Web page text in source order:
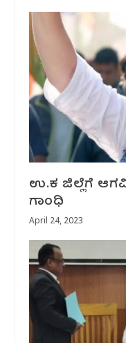
ಉ.ಕ ಜಿಲ್ಲೆಗೆ
ಗಾಂಧಿ
April 24, 2023